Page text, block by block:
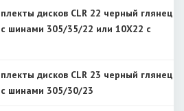
дисков CLR 22 черный глянец,
шинами 305/35/22 или 10X22 с
дисков CLR 23 черный глянец,
шинами 305/30/23